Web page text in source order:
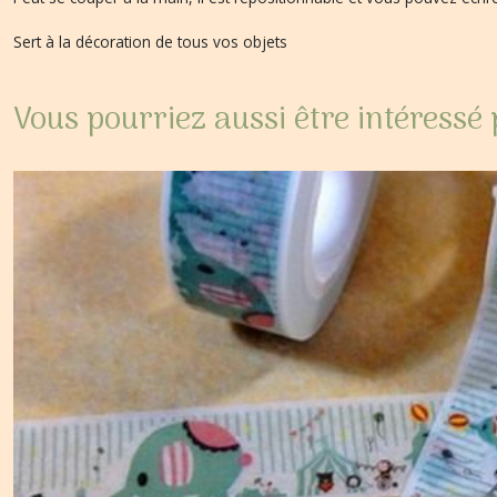
Sert à la décoration de tous vos objets
Vous pourriez aussi être intéressé